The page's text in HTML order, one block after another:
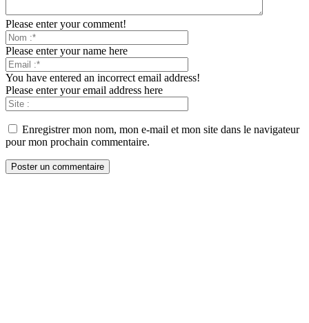
Please enter your comment!
Please enter your name here
You have entered an incorrect email address!
Please enter your email address here
Enregistrer mon nom, mon e-mail et mon site dans le navigateur
pour mon prochain commentaire.